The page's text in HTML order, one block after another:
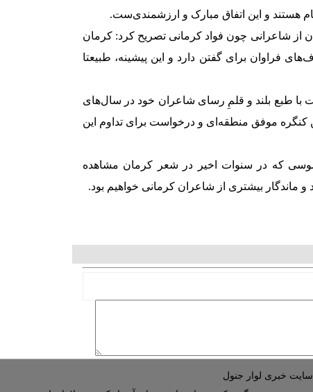
هستند و این اتفاق مبارک و ارزشمندی‌ست.
از شاعرانی چون فواد کرمانی تصریح کرد: کرمان
فراوان برای گفتن دارد و این پیشینه، طبیعتا
با طبع بلند و قلمِ رسای شاعران خود در سال‌های
کنگره موفق منطقه‌ای و درخواست برای تداوم این
که در سنوات اخیر در شعر کرمان مشاهده
ماندگار بیشتری از شاعران کرمانی خواهیم بود.